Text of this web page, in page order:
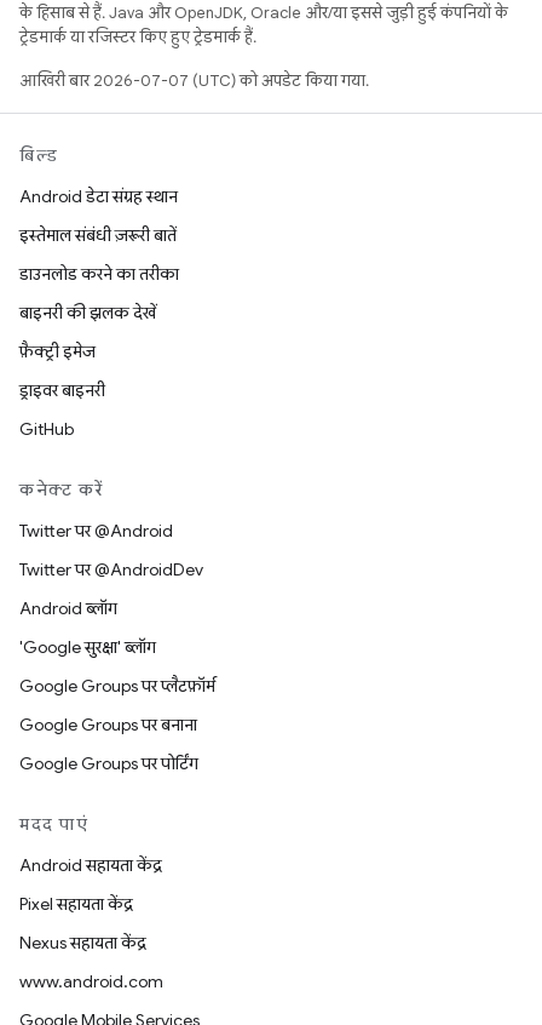
के हिसाब से हैं. Java और OpenJDK, Oracle और/या इससे जुड़ी हुई कंपनियों के
ट्रेडमार्क या रजिस्टर किए हुए ट्रेडमार्क हैं.
आखिरी बार 2026-07-07 (UTC) को अपडेट किया गया.
बिल्ड
Android डेटा संग्रह स्थान
इस्तेमाल संबंधी ज़रूरी बातें
डाउनलोड करने का तरीका
बाइनरी की झलक देखें
फ़ैक्ट्री इमेज
ड्राइवर बाइनरी
GitHub
कनेक्ट करें
Twitter पर @Android
Twitter पर @AndroidDev
Android ब्लॉग
'Google सुरक्षा' ब्लॉग
Google Groups पर प्लैटफ़ॉर्म
Google Groups पर बनाना
Google Groups पर पोर्टिंग
मदद पाएं
Android सहायता केंद्र
Pixel सहायता केंद्र
Nexus सहायता केंद्र
www.android.com
Google Mobile Services